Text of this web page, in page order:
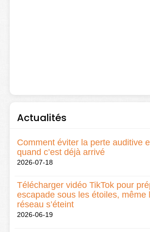
Actualités
Comment éviter la perte auditive
quand c’est déjà arrivé
2026-07-18
Télécharger vidéo TikTok pour
escapade sous les étoiles, même
réseau s’éteint
2026-06-19